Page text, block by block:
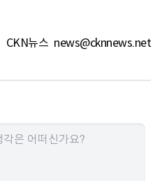
CKN뉴스 news@cknnews.net